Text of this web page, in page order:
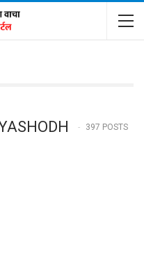
397 POSTS